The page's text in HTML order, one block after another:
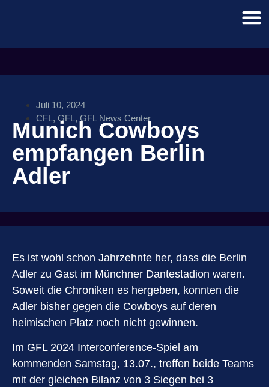
Juli 10, 2024
CFL , GFL , GFL News Center
Munich Cowboys
empfangen Berlin
Adler
Es ist wohl schon Jahrzehnte her, dass die Berlin
Adler zu Gast im Münchner Dantestadion waren.
Soweit die Chroniken es hergeben, konnten die
Adler bisher gegen die Cowboys auf deren
heimischen Platz noch nicht gewinnen.
Im GFL 2024 Interconference-Spiel am
kommenden Samstag, 13.07., treffen beide Teams
mit der gleichen Bilanz von 3 Siegen bei 3